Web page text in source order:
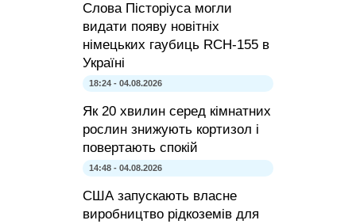
Слова Пісторіуса могли
видати появу новітніх
німецьких гаубиць RCH-155 в
Україні
18:24 - 04.08.2026
Як 20 хвилин серед кімнатних
рослин знижують кортизол і
повертають спокій
14:48 - 04.08.2026
США запускають власне
виробництво рідкоземів для